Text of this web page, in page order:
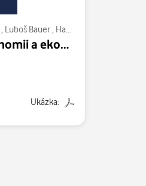
, Luboš Bauer, Hana Lipovská
Matematika v ekonomii a ekonomice
Ukázka: